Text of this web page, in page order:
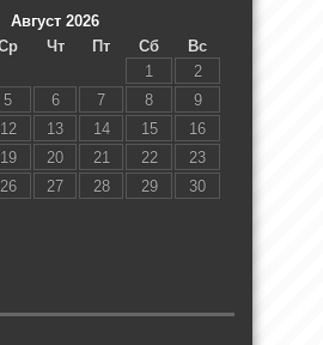
Август 2026
Чт Пт Сб
Вс
1
2
5 6 7 8
9
12 13 14 15
16
19 20 21 22
23
26 27 28 29
30